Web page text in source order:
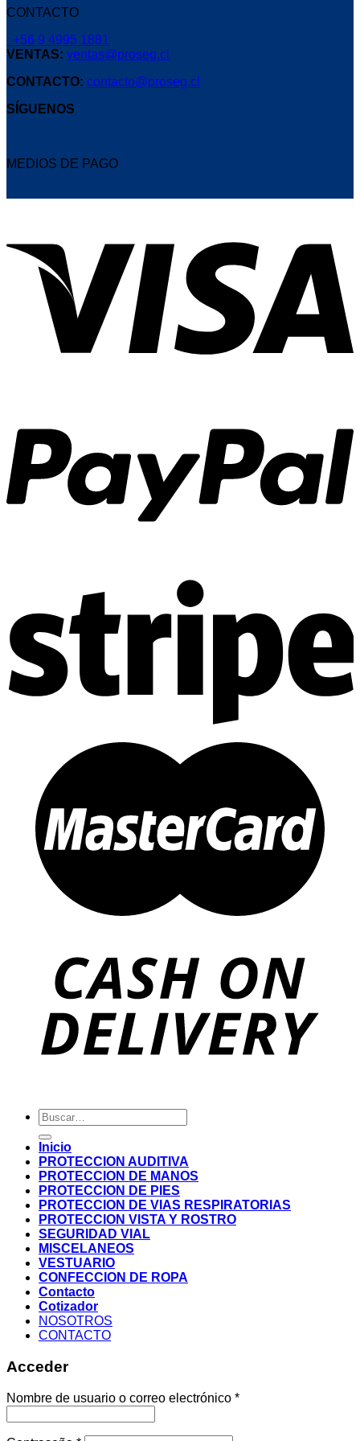
CONTACTO
+56 9 4995 1881
VENTAS: ventas@proseg.cl
CONTACTO: contacto@proseg.cl
SÍGUENOS
MEDIOS DE PAGO
Buscar
por:
Inicio
PROTECCION AUDITIVA
PROTECCION DE MANOS
PROTECCION DE PIES
PROTECCION DE VIAS RESPIRATORIAS
PROTECCION VISTA Y ROSTRO
SEGURIDAD VIAL
MISCELANEOS
VESTUARIO
CONFECCION DE ROPA
Contacto
Cotizador
NOSOTROS
CONTACTO
Acceder
Nombre de usuario o correo electrónico *